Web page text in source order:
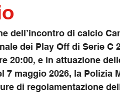
dell’incontro di calcio
dei Play Off di Serie C
20:00, e in attuazione
7 maggio 2026, la Polizia
di regolamentazione